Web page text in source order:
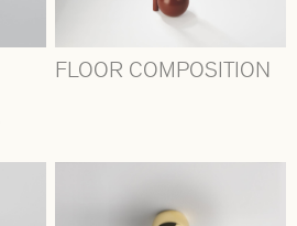
FLOOR COMPOSITION